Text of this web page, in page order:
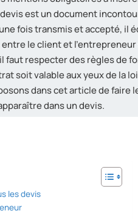
est un document
fois transmis et accepté, il
le client et
faut respecter des règles de
soit valable aux yeux de la
dans cet article de
dans un devis.
les devis